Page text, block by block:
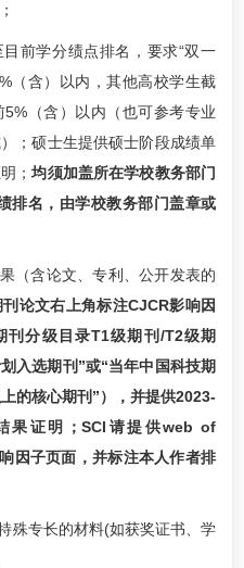
前学分绩点排名，要求“双一
（含）以内，其他高校学生截
（含）以内（也可参考专业
；硕士生提供硕士阶段成绩单
；均须加盖所在学校教务部门
排名，由学校教务部门盖章或
（含论文、专利、公开发表的
刊论文右上角标注CJCR影响因
刊分级目录T1级期刊/T2级期
入选期刊”或“当年中国科技期
的核心期刊”），并提供2023-
果证明；SCI请提供web of
因子页面，并标注本人作者排
殊专长的材料(如获奖证书、学